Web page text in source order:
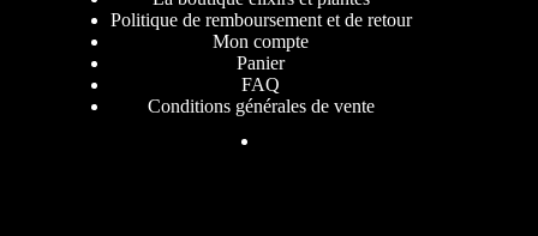
Politique de remboursement et de retour
Mon compte
Panier
FAQ
Conditions générales de vente